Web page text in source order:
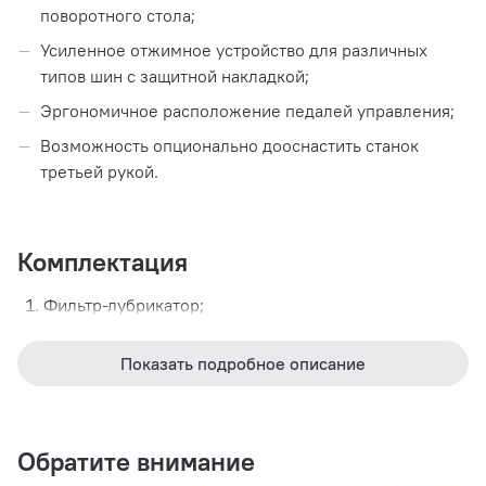
поворотного стола;
Усиленное отжимное устройство для различных
типов шин с защитной накладкой;
Эргономичное расположение педалей управления;
Возможность опционально дооснастить станок
третьей рукой.
Комплектация
Фильтр-лубрикатор;
Монтажная лопатка;
дисков;
Показать подробное описание
Обратите внимание